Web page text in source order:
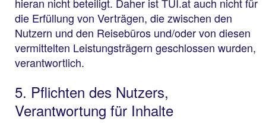
die Erfüllung von Verträgen, die zwischen den
Nutzern und den Reisebüros und/oder von diesen
vermittelten Leistungsträgern geschlossen wurden,
verantwortlich.
5. Pflichten des Nutzers,
Verantwortung für Inhalte